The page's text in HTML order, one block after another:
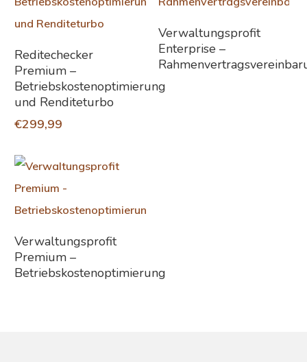
In Den Warenkorb
Reditechecker
Premium –
Betriebskostenoptimierung
und Renditeturbo
€299,99
Weiterlesen
Verwaltungsprofit
Enterprise –
Weiterlesen
Verwaltungsprofit
Premium –
Betriebskostenoptimierung